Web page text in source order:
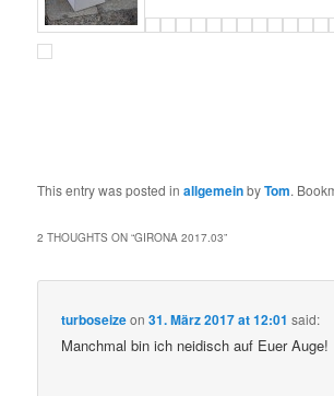
This entry was posted inallgemeinbyTom.
2 THOUGHTS ON “GIRONA 2017.03”
turboseizeon31. März 2017 at 12:01 said:
Manchmal bin ich neidisch auf Euer Auge!